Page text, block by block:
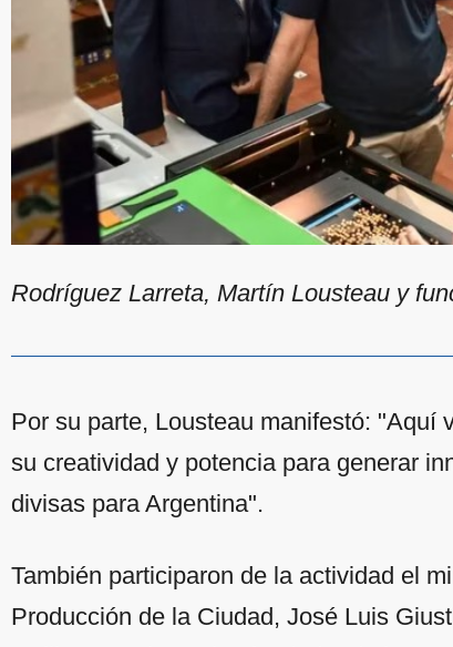
Rodríguez Larreta, Martín Lousteau y
Por su parte, Lousteau manifestó: "Aquí
su creatividad y potencia para generar
divisas para Argentina".
También participaron de la actividad el
Producción de la Ciudad, José Luis